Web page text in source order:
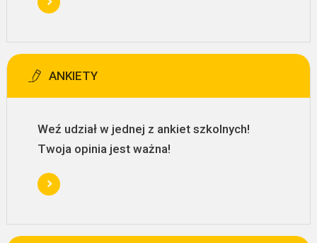
ANKIETY
Weź udział w jednej z ankiet szkolnych!
Twoja opinia jest ważna!